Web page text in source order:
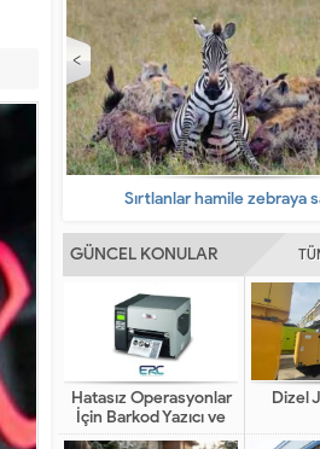
En ilginç hayvanlar
GÜNCEL KONULAR
Hatasız Operasyonlar
İçin Barkod Yazıcı ve
Otomasyon Sistemleri
Dizel